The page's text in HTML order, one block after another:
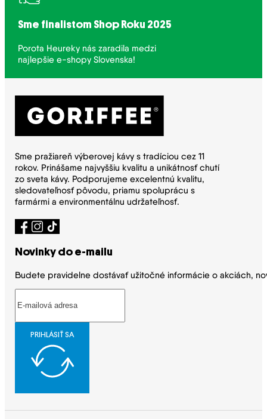
Sme finalistom Shop Roku 2025
Porota Heureky nás zaradila medzi
najlepšie e-shopy Slovenska!
Sme pražiareň výberovej kávy s tradíciou cez 11
rokov. Prinášame najvyššiu kvalitu a unikátnosť chutí
zo sveta kávy. Podporujeme excelentnú kvalitu,
sledovateľnosť pôvodu, priamu spoluprácu s
farmármi a environmentálnu udržateľnosť.
Novinky do e-mailu
Budete pravidelne dostávať užitočné informácie o akciách,
PRIHLÁSIŤ SA